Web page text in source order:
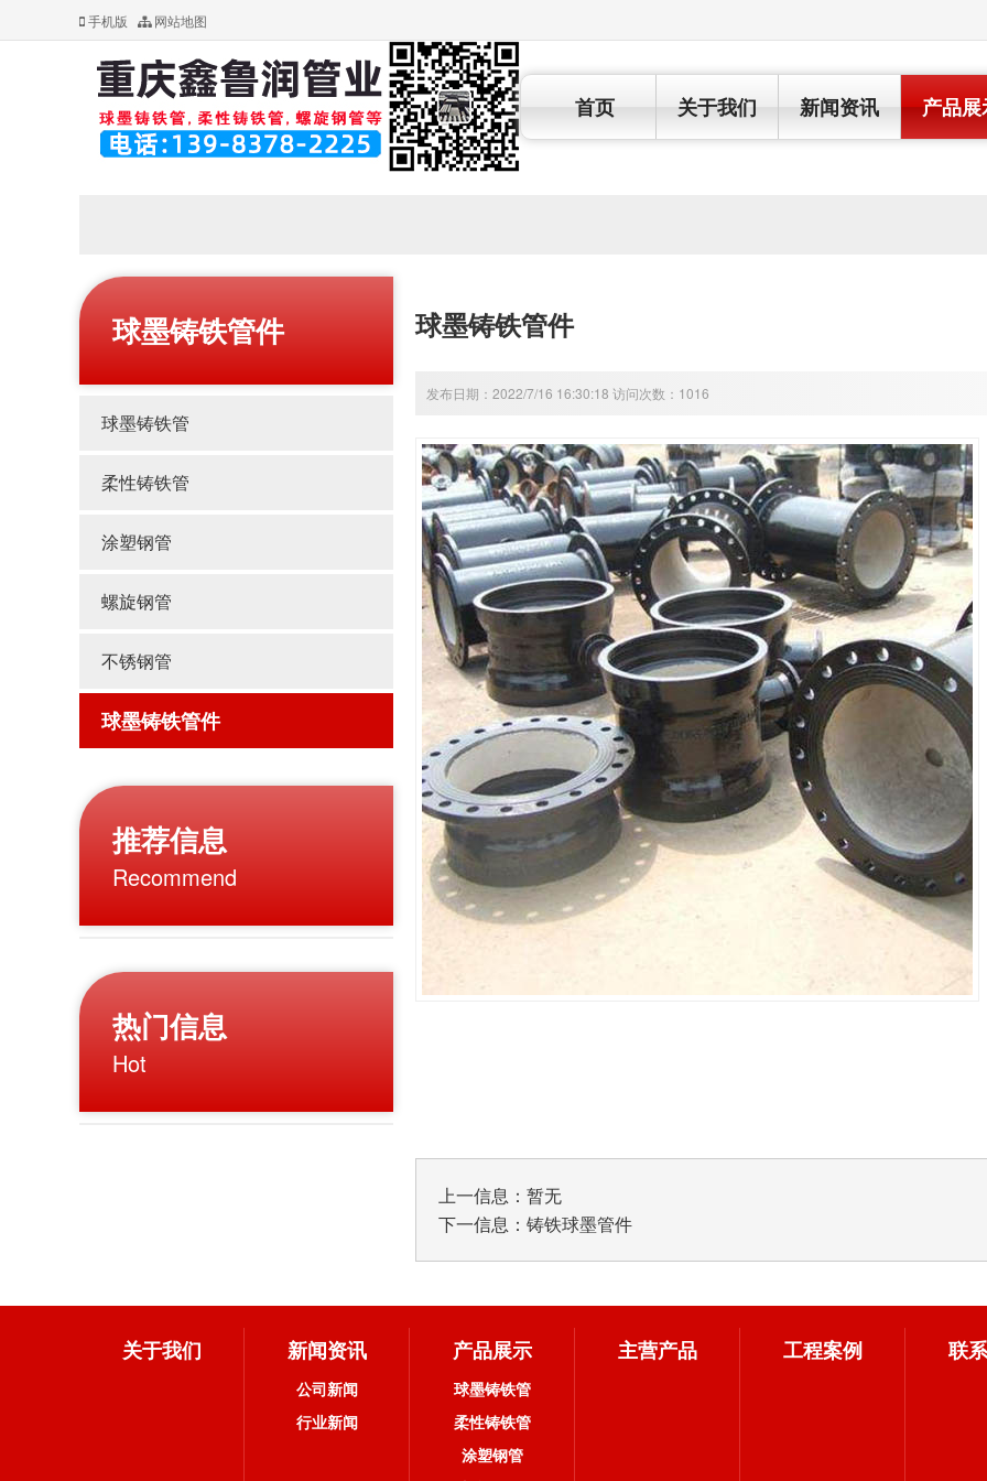
手机版 网站地图
产品展
新闻资讯
关于我们
首页
球墨铸铁管件
球墨铸铁管
柔性铸铁管
涂塑钢管
螺旋钢管
不锈钢管
球墨铸铁管件
推荐信息
Recommend
热门信息
Hot
球墨铸铁管件
发布日期：2022/7/16 16:30:18 访问次数：1016
上一信息：暂无
下一信息： 铸铁球墨管件
关于我们 新闻资讯
公司新闻
行业新闻
产品展示
球墨铸铁管
柔性铸铁管
涂塑钢管
主营产品 工程案例 联